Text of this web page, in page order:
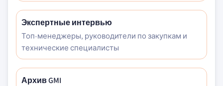
Экспертные интервью
Топ-менеджеры, руководители по закупкам и
технические специалисты
Архив GMI